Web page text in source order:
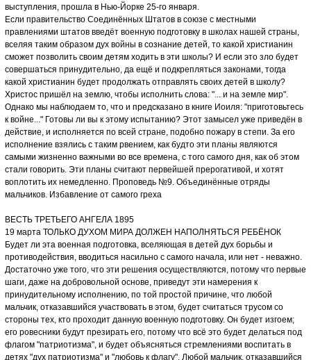
выступления, прошла в Нью-Йорке 25-го января.
Если правительство Соединённых Штатов в союзе с местными
правлениями штатов введёт военную подготовку в школах нашей страны,
вселяя таким образом дух войны в сознание детей, то какой христианин
сможет позволить своим детям ходить в эти школы? И если это зло будет
совершаться принудительно, да ещё и подкрепляться законами, тогда
какой христианин будет продолжать отправлять своих детей в школу?
Христос пришёл на землю, чтобы исполнить слова: "... и на земле мир".
Однако мы наблюдаем то, что и предсказано в книге Иоиля: "приготовьтесь
к войне..." Готовы ли вы к этому испытанию? Этот замысел уже приведён в
действие, и исполняется по всей стране, подобно пожару в степи. За его
исполнение взялись с таким рвением, как будто эти планы являются
самыми жизненно важными во все времена, с того самого дня, как об этом
стали говорить. Эти планы считают первейшей прерогативой, и хотят
воплотить их немедленно. Проповедь №9. Объединённые отряды
мальчиков. Избавление от самого греха
ВЕСТЬ ТРЕТЬЕГО АНГЕЛА 1895
19 марта ТОЛЬКО ДУХОМ МИРА ДОЛЖЕН НАПОЛНЯТЬСЯ РЕБЁНОК
Будет ли эта военная подготовка, вселяющая в детей дух борьбы и
противодействия, вводиться насильно с самого начала, или нет - неважно.
Достаточно уже того, что эти решения осуществляются, потому что первые
шаги, даже на добровольной основе, приведут эти намерения к
принудительному исполнению, по той простой причине, что любой
мальчик, отказавшийся участвовать в этом, будет считаться трусом со
стороны тех, кто проходит данную военную подготовку. Он будет изгоем;
его ровесники будут презирать его, потому что всё это будет делаться под
флагом "патриотизма", и будет объясняться стремлениями воспитать в
детях "дух патриотизма" и "любовь к флагу". Любой мальчик, отказавшийся